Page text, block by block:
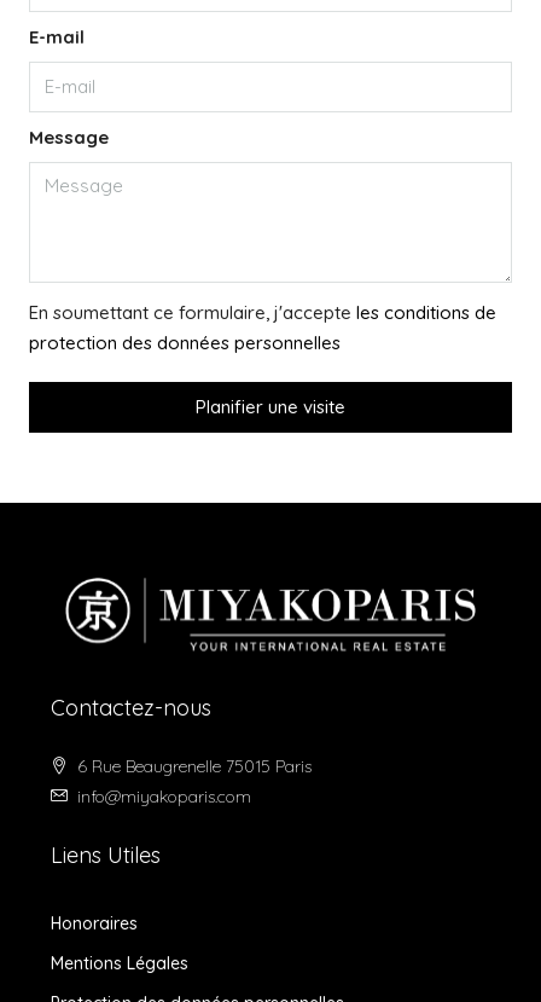
E-mail
Message
En soumettant ce formulaire, j'accepte les conditions de
protection des données personnelles
Planifier une visite
Contactez-nous
6 Rue Beaugrenelle 75015 Paris
info@miyakoparis.com
Liens Utiles
Honoraires
Mentions Légales